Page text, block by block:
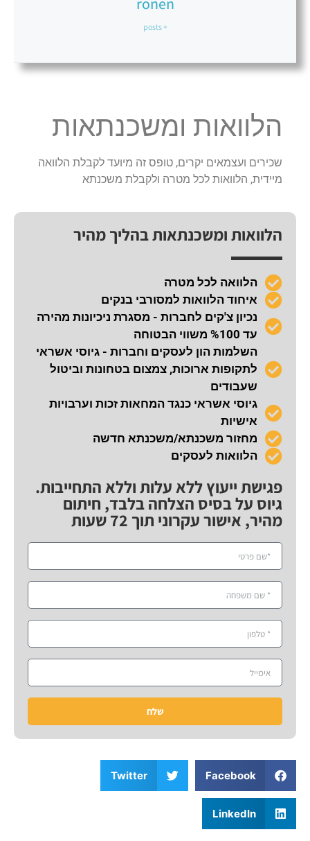
+ posts
הלוואות ומשכנתאות
שכירים ועצמאים יקרים, טופס זה מיועד לקבלת הלוואה
מיידית, הלוואות לכל מטרה ולקבלת משכנתא
הלוואות ומשכנתאות בהליך מהיר
הלוואה לכל מטרה
איחוד הלוואות למסורבי בנקים
נכיון צ'קים לחברות - מסגרת ניכיונות מהירה
עד %100 משווי הבטוחה
השלמות הון לעסקים וחברות - גיוסי אשראי
לתקופות ארוכות, צמצום בטחונות וביטול
שעבודים
גיוסי אשראי כנגד המחאות זכות וערבויות
אישיות
מחזור משכנתא/משכנתא חדשה
הלוואות לעסקים
פגישת ייעוץ ללא עלות וללא התחייבות.
גיוס על בסיס הצלחה בלבד, חיתום
מהיר, אישור עקרוני תוך 72 שעות
שלח
Facebook
Twitter
LinkedIn